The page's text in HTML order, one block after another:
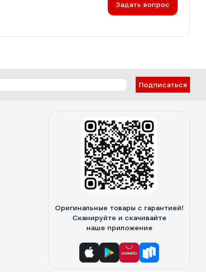
Задать вопрос
Подписаться
Оригинальные товары с гарантией!
Сканируйте и скачивайте
наше приложение